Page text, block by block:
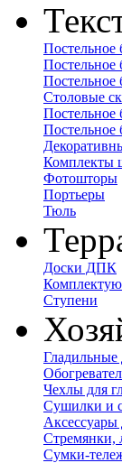
Постельное
Постельное
Постельное
Столовые
Постельное
Постельное
Комплекты
Фотошторы
Портьеры
Тюль
Доски ДПК
Ступени
Гладильные
Чехлы для
Сушилки и
Стремянки,
Сумки-